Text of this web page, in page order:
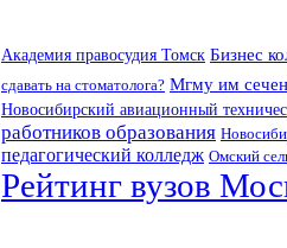
Академия правосудия Томск Бизнес
сдавать на стоматолога? Мгму им
Новосибирский авиационный
работников образования
педагогический колледж Омский
Рейтинг вузов